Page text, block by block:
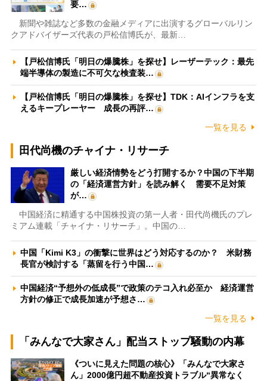
要…
新聞や雑誌など多数の金融メディアに出演するグローバルリン
クアドバイザーズ代表の戸松信博氏が、最新…
【戸松信博氏「明日の爆騰株」を探せ】レーザーテック：最先
端半導体の製造に不可欠な検査装…
【戸松信博氏「明日の爆騰株」を探せ】TDK：AIインフラを支
えるキープレーヤー 成長の再評…
一覧を見る
田代尚機のチャイナ・リサーチ
厳しい経済情勢をどう打開するか？中国の下半期
の「経済運営方針」を読み解く 需要不足対策
が…
中国経済に精通する中国株投資の第一人者・田代尚機氏のプレ
ミアム連載「チャイナ・リサーチ」。中国の…
中国「Kimi K3」の衝撃に世界はどう対応するのか？ 米財務
長官が検討する「蒸留を行う中国…
中国経済“予想外の低成長”で政策のテコ入れ必至か 経済運営
方針の修正で成長加速が予想さ…
一覧を見る
「みんなで大家さん」配当ストップ騒動の内幕
《ついに見えた問題の核心》「みんなで大家さ
ん」2000億円超不動産投資トラブル“異常なく